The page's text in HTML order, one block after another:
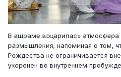
В ашраме воцарилась атмосфера
размышления, напоминая о том,
Рождества не ограничивается
укоренен во внутреннем